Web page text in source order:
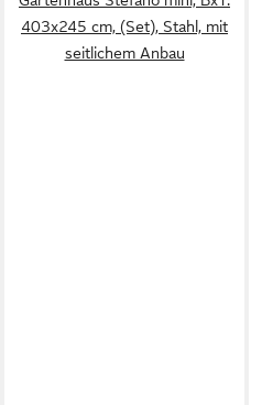
403x245 cm, (Set), Stahl, mit
seitlichem Anbau